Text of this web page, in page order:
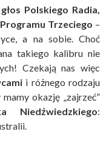
Polskiego Radia,
Trzeciego –
a na sobie. Choć
takiego kalibru nie
Czekają nas więc
i różnego rodzaju
okazję „zajrzeć”
Niedźwiedzkiego: